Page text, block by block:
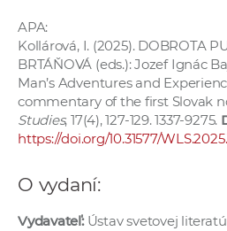
APA:
Kollárová, I. (2025). DOBROTA
BRTÁŇOVÁ (eds.): Jozef Ignác
Man’s Adventures and
commentary of the first Slovak
Studies, 17(4), 127-129. 1337-9275.
https://doi.org/10.31577/
O vydaní:
Vydavateľ:Ústav svetovej